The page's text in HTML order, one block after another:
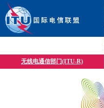
无线电通信部门(ITU-R)